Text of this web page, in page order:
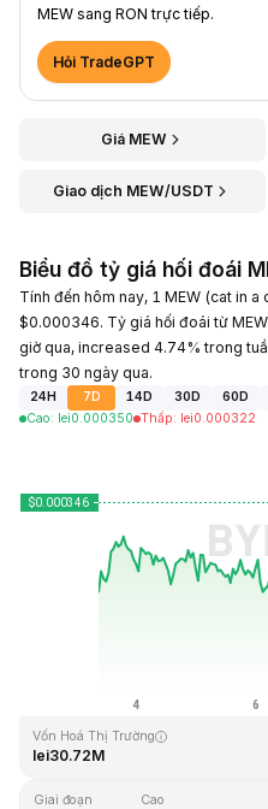
MEW sang RON trực tiếp.
Hỏi TradeGPT
Giá MEW
Giao dịch MEW/USDT
Biểu đồ tỷ giá hối đoái
Tính đến hôm nay, 1 MEW (cat in
$0.000346. Tỷ giá hối đoái từ
giờ qua, increased 4.74% trong
trong 30 ngày qua.
24H 7D 14D 30D 60D
Cao: lei0.000350 Thấp: lei0.000322
Vốn Hoá Thị Trường
lei30.72M
Giai đoạn Cao